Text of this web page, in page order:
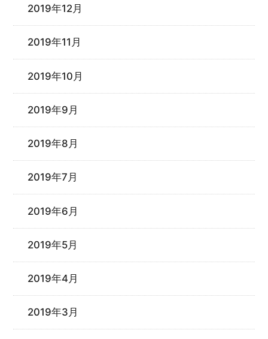
2019年12月
2019年11月
2019年10月
2019年9月
2019年8月
2019年7月
2019年6月
2019年5月
2019年4月
2019年3月